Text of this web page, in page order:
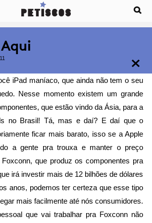
iPad maníaco, que ainda não tem o seu
Nesse momento existem um grande
que estão vindo da Ásia, para a
no Brasil! Tá, mas e daí? E daí que o
ficar mais barato, isso se a Apple
a gente pra trouxa e manter o preço
que produz os componentes pra
irá investir mais de 12 bilhões de dólares
anos, podemos ter certeza que esse tipo
mais facilmente até nós consumidores.
que vai trabalhar pra Foxconn não